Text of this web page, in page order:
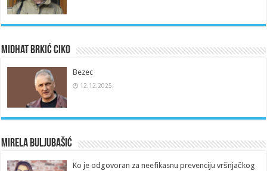
Midhat Brkić Ciko
Bezec
12.12.2025.
Mirela Buljubašić
Ko je odgovoran za neefikasnu prevenciju vršnjačkog